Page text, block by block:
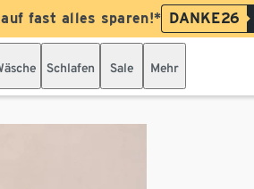
fast alles sparen!* DANKE26
Schlafen Sale Mehr